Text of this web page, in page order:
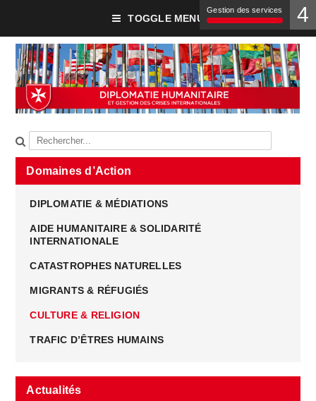
TOGGLE MENU
Domaines d’Action
DIPLOMATIE & MÉDIATIONS
AIDE HUMANITAIRE & SOLIDARITÉ
INTERNATIONALE
CATASTROPHES NATURELLES
MIGRANTS & RÉFUGIÉS
CULTURE & RELIGION
TRAFIC D’ÊTRES HUMAINS
Actualités
Gestion des services 4